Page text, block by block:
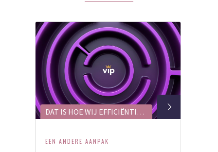
DAT IS HOE WIJ EFFICIËNTIE VERHOGEN EN SPAGHETTI-SOFTWARE VOORKOMEN
EEN ANDERE AANPAK